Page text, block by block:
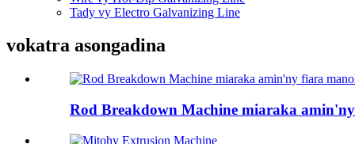
Tady vy Electro Galvanizing Line
vokatra asongadina
Rod Breakdown Machine miaraka